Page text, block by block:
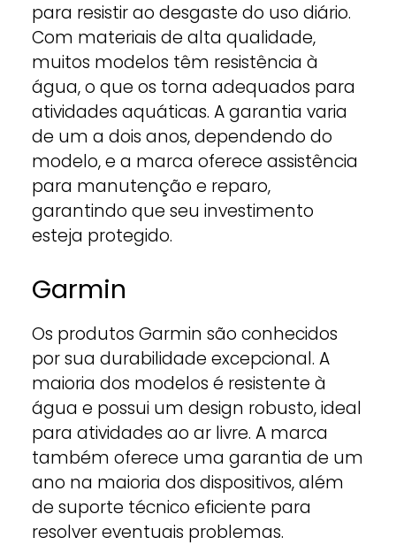
para resistir ao desgaste do uso diário.
Com materiais de alta qualidade,
muitos modelos têm resistência à
água, o que os torna adequados para
atividades aquáticas. A garantia varia
de um a dois anos, dependendo do
modelo, e a marca oferece assistência
para manutenção e reparo,
garantindo que seu investimento
esteja protegido.
Garmin
Os produtos Garmin são conhecidos
por sua durabilidade excepcional. A
maioria dos modelos é resistente à
água e possui um design robusto, ideal
para atividades ao ar livre. A marca
também oferece uma garantia de um
ano na maioria dos dispositivos, além
de suporte técnico eficiente para
resolver eventuais problemas.